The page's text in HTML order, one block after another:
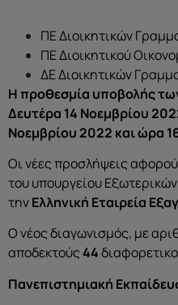
ΠΕ Διοικητικών
ΠΕ Διοικητικού
ΔΕ Διοικητικών
Η προθεσμία υποβολής
Δευτέρα 14 Νοεμβρίου
Νοεμβρίου 2022 και ώρα
Οι νέες προσλήψεις
του υπουργείου
τηνΕλληνική Εταιρεία
Ο νέος διαγωνισμός, με
αποδεκτούς44
Πανεπιστημιακή